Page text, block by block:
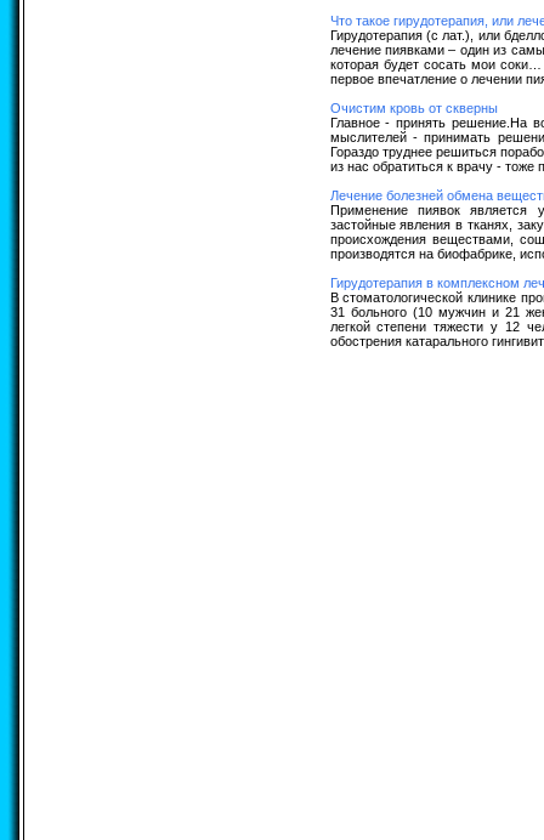
Что такое гирудотерапия, или
Гирудотерапия (с лат.), или
лечение пиявками – один из
которая будет сосать мои
первое впечатление о лечении
Очистим кровь от скверны
Главное - принять решение.На
мыслителей - принимать
Гораздо труднее решиться
из нас обратиться к врачу -
Лечение болезней обмена
Применение пиявок является
застойные явления в тканях,
происхождения веществами,
производятся на биофабрике,
Гирудотерапия в комплексном
В стоматологической клинике
31 больного (10 мужчин и 21
легкой степени тяжести у 12
обострения катарального